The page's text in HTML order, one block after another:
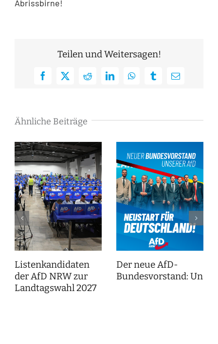
Abrissbirne!
Teilen und Weitersagen!
Facebook
X RedditLinkedInWhatsAppTumblrE-
Ähnliche Beiträge
Listenkandidaten
der AfD NRW zur
Landtagswahl 2027
Der neue AfD-
Bundesvorstand: